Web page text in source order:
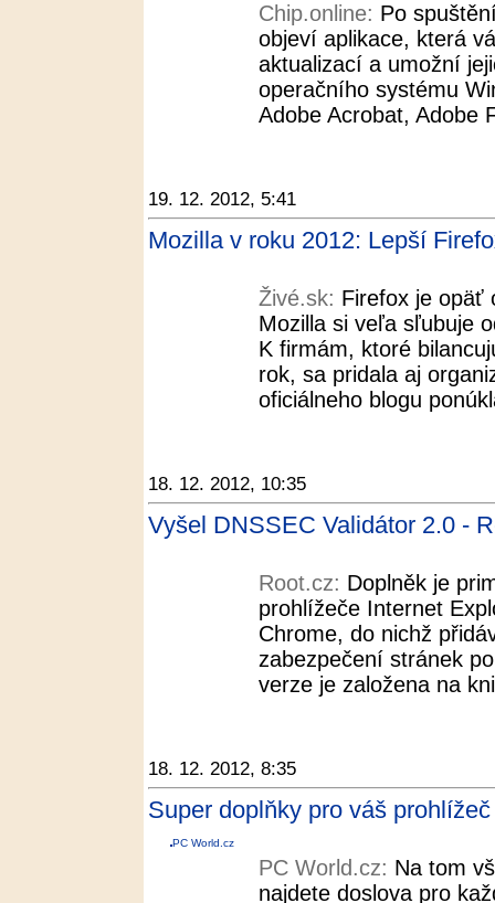
Chip.online: Po
objeví aplikace, která
aktualizací a umožní
operačního systému
Adobe Acrobat, Adobe
19. 12. 2012, 5:41
Mozilla v roku 2012: Lepší
Živé.sk: Firefox je opäť
Mozilla si veľa sľubuje
K firmám, ktoré
rok, sa pridala aj
oficiálneho blogu
18. 12. 2012, 10:35
Vyšel DNSSEC Validátor 2.0 -
Root.cz: Doplněk je
prohlížeče Internet
Chrome, do nichž
zabezpečení stránek
verze je založena na
18. 12. 2012, 8:35
Super doplňky pro váš
PC World.cz
PC World.cz: Na tom
najdete doslova pro